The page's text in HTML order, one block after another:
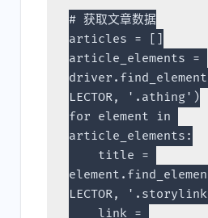
# 获取文章数据
articles = []
article_elements =
LECTOR, '.athing')
for element in
article_elements:
LECTOR,